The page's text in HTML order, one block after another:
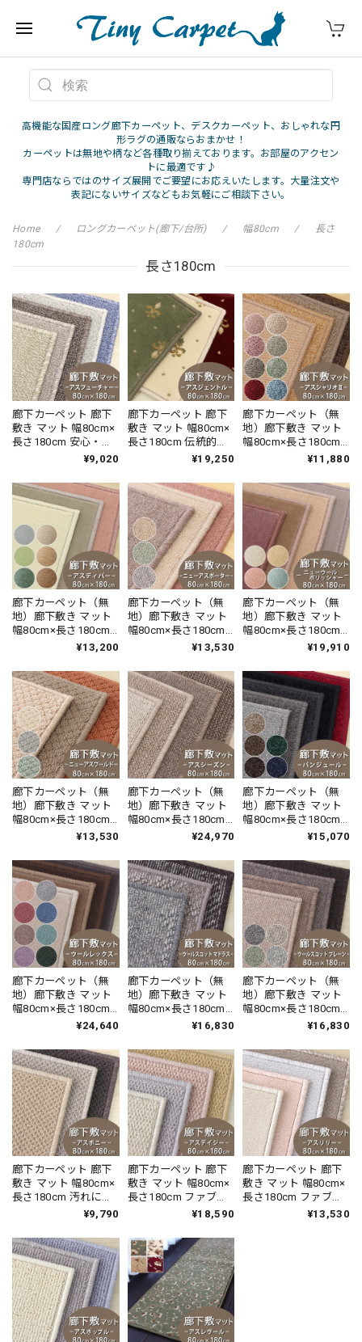
高機能な国産ロング廊下カーペット、デスクカーペット、おしゃれな円
形ラグの通販ならおまかせ！
カーペットは無地や柄など各種取り揃えております。お部屋のアクセン
トに最適です♪
専門店ならではのサイズ展開でご要望にお応えいたします。大量注文や
表記にないサイズなどもお気軽にご相談下さい。
Home ロングカーペット(廊下/台所) 幅80cm
長さ
180cm
長さ180cm
廊下カーペット 廊下
敷き マット 幅80cm×
長さ180cm 安心・安
全の「SEK 抗ウイル
加工」雰囲気のある
杢調 無地 ループタイ
プ 全5色 防炎ラベル
付『アスフューチャ
ー/FUT』
¥9,020
廊下カーペット 廊下
敷き マット 幅80cm×
長さ180cm 伝統的な
オリエントクラシッ
グレード感あるデザ
イン 高密度で耐久性
に優れたウィルトン
織カーペット 全3色
防炎ラベル付『アス
ジェントル/GNT』
¥19,250
廊下カーペット（無
地）廊下敷き マット
幅80cm×長さ180cm
薄型タイプでドアに
高い耐久性と強力な
はっ水・はつ油性の
防汚ラグ 防炎ラベル
付『アスシャリオ
2/CRO』
¥11,880
廊下カーペット（無
地）廊下敷き マット
幅80cm×長さ180cm
高い耐久性と強力な
防汚 ナイロンカーペ
ット 防炎ラベル付
『アスディパ
ー/DIP』
¥13,200
廊下カーペット（無
地）廊下敷き マット
幅80cm×長さ180cm
防炎ラベル付 『ニュ
NPT』 ラグ 日本製
¥13,530
廊下カーペット（無
地）廊下敷き マット
幅80cm×長さ180cm
防炎ラベル付 『ニュ
ー / NWL』 ラグ 日本
製
¥19,910
廊下カーペット（無
地）廊下敷き マット
幅80cm×長さ180cm
防炎ラベル付 『ニュ
NWR』 ラグ 日本製
¥13,530
廊下カーペット（無
地）廊下敷き マット
幅80cm×長さ180cm
無染色ウール100％ と
発した新素材を使用
したサステナブル素
材 カーペット 防炎ラ
ベル付『アスシーズ
ン/SZN』
¥24,970
廊下カーペット（無
地）廊下敷き マット
幅80cm×長さ180cm
暮らしで気になるニ
消臭！ 「トリプルフ
レッシュ?2」スミノ
エ 消臭カーペット 無
地 全10色 防炎ラベル
付『バンジュー
ル/BJ』
¥15,070
廊下カーペット（無
地）廊下敷き マット
幅80cm×長さ180cm
天然素材ウール100％
オイを365日サイクル
消臭！ 「トリプルフ
レッシュ?2」スミノ
エ 消臭カーペット 無
地 全10色 防炎ラベル
付『ウールレック
ス/WR』
¥24,640
廊下カーペット（無
地）廊下敷き マット
幅80cm×長さ180cm
天然素材ウール100％
オイを365日サイクル
消臭！ 「トリプルフ
レッシュ?2」スミノ
エ 消臭カーペット 全
3色 防炎ラベル付『ウ
ールスコット マドラ
ス/WS-M』
¥16,830
廊下カーペット（無
地）廊下敷き マット
幅80cm×長さ180cm
天然素材ウール100％
オイを365日サイクル
消臭！ 「トリプルフ
レッシュ?2」スミノ
エ 消臭カーペット 無
地 全8色 防炎ラベル
付『ウールスコット
プレーン/WS-P』
¥16,830
廊下カーペット 廊下
敷き マット 幅80cm×
長さ180cm 汚れにく
く遊び毛出にくい素
い♪ 波紋のような上
質感のあるテクスチ
ャー 無地 ループ カー
ペット全3色 防炎ラベ
ル付『アスボニ
ー/BNI』
¥9,790
廊下カーペット 廊下
敷き マット 幅80cm×
長さ180cm ファブリ
ーズ カーペット「消
効果でイヤな臭いの
元を90％以上カッ
ト！優しい色合いの
天然素材ウール100％
無地 ループ カーペッ
ト全4色 防炎ラベル付
『アスデイジ
ー/DSY』
¥18,590
廊下カーペット 廊下
敷き マット 幅80cm×
長さ180cm ファブリ
ーズ カーペット「消
¥13,530